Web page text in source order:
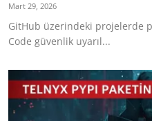
Mart 29, 2026
GitHub üzerindeki projelerde
Code güvenlik uyarıl...